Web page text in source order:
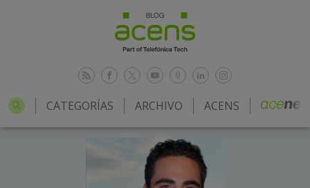
CATEGORÍAS ARCHIVO ACENS